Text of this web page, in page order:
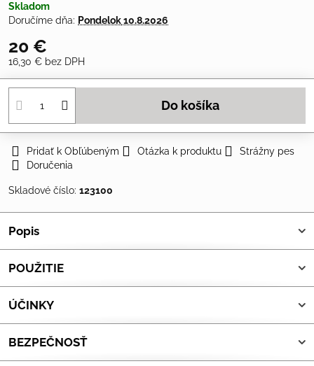
Skladom
Doručíme dňa: Pondelok10.8.2026
20 €
16,30 € bez DPH
Do košíka
Pridať k Obľúbeným Otázka k produktu
Strážny pes
Doručenia
Skladové číslo: 123100
Popis
POUŽITIE
ÚČINKY
BEZPEČNOSŤ